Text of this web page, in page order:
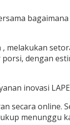
dengan
inovasi
secara online.
menunggu